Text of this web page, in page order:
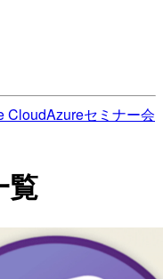
CloudAzureセミナー会
覧